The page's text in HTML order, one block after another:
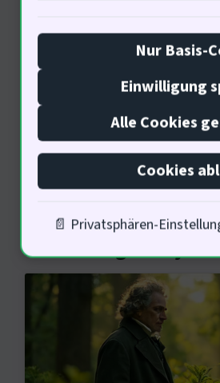
grüne Wirtschaft zu
politischen
notwendig, um diese
zu unterstützen?
Der Einfluss von
nachhaltige
Nur Basis-
Einwilligung
Alle Cookies
Cookies
📄 Privatsphären-